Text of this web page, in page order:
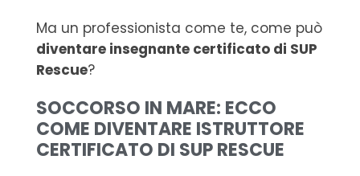
Ma un professionista come te, come può
diventare insegnante certificato di SUP
Rescue?
SOCCORSO IN MARE: ECCO
COME DIVENTARE ISTRUTTORE
CERTIFICATO DI SUP RESCUE